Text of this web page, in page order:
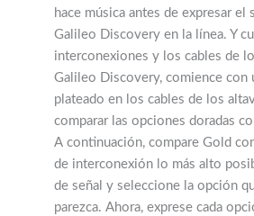
hace música antes de expresar el
Galileo Discovery en la línea. Y
interconexiones y los cables de
Galileo Discovery, comience con
plateado en los cables de los
comparar las opciones doradas
A continuación, compare Gold
de interconexión lo más alto
de señal y seleccione la opción
parezca. Ahora, exprese cada